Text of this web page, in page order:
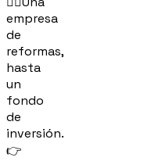
empresa
de
reformas,
hasta
un
fondo
de
inversión.
👉